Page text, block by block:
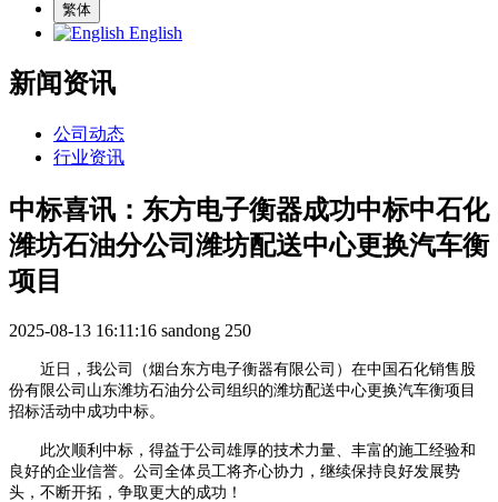
繁体
English
新闻资讯
公司动态
行业资讯
中标喜讯：东方电子衡器成功中标中石化
潍坊石油分公司潍坊配送中心更换汽车衡
项目
2025-08-13 16:11:16 sandong 250
近日， 我公司（烟台东方电子衡器有限公司）在中国石化销售股
份有限公司山东潍坊石油分公司组织的潍坊配送中心更换汽车衡项目
招标活动中成功中标。
此次顺利中标，得益于公司 雄厚的技术力量
丰富的施工经验和
良好的企业信誉。公司全体员工将齐心协力，继续保持良好发展势
头，不断开拓，争取更大的成功！